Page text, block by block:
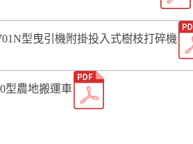
型曳引機附掛投入式樹枝打碎機
型農地搬運車